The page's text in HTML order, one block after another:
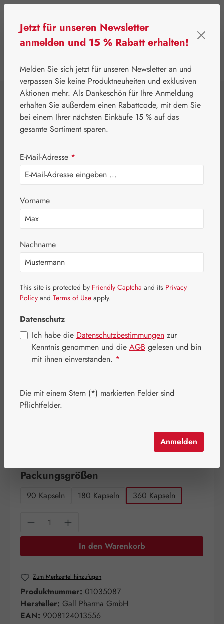
⌂ Gall Pharma Aminosäuren
Amino P Dr.
Welker Kapseln
Bildergalerie überspringen
Regulärer Preis:
92,20 €
Inhalt:0.188 Kilogramm
Packungsgrößen
90 Kapseln 180 Kapseln 360 Kapseln
Produkt Anzahl: Gib den gewünschten
In den Warenkorb
Zum Merkzettel hinzufügen
Produktnummer: 01035087
Hersteller: Gall Pharma GmbH
EAN: 9008124013556
Jetzt für unseren Newsletter
anmelden und 15 % Rabatt erhalten!
Melden Sie sich jetzt für unseren Newsletter an und
verpassen Sie keine Produktneuheiten und exklusiven
Aktionen mehr. Als Dankeschön für Ihre Anmeldung
erhalten Sie außerdem einen Rabattcode, mit dem Sie
bei einem Ihrer nächsten Einkäufe 15 % auf das
gesamte Sortiment sparen.
E-Mail-Adresse *
Vorname
Nachname
This site is protected by Friendly Captcha and its Privacy
Policy and Terms of Use apply.
Datenschutz
Ich habe die Datenschutzbestimmungen zur
Kenntnis genommen und die AGB gelesen und bin
mit ihnen einverstanden. *
Die mit einem Stern (*) markierten Felder sind
Pflichtfelder.
Anmelden